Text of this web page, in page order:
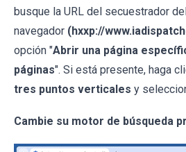
busque la URL del secuestrador
navegador (hxxp://
opción "Abrir una página
páginas". Si está presente, haga
tres puntos verticales y
Cambie su motor de búsqueda